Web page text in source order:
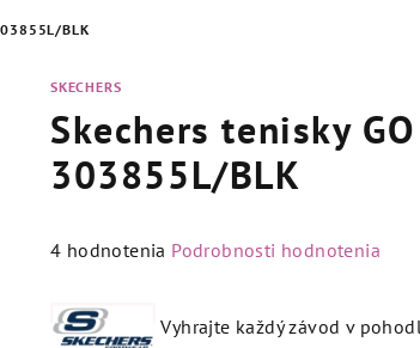
BLK
SKECHERS
Skechers tenisky
303855L/BLK
Priemerné
produktu
je
4 hodnotenia Podrobnosti hodnotenia
Vyhrajte každý závod v